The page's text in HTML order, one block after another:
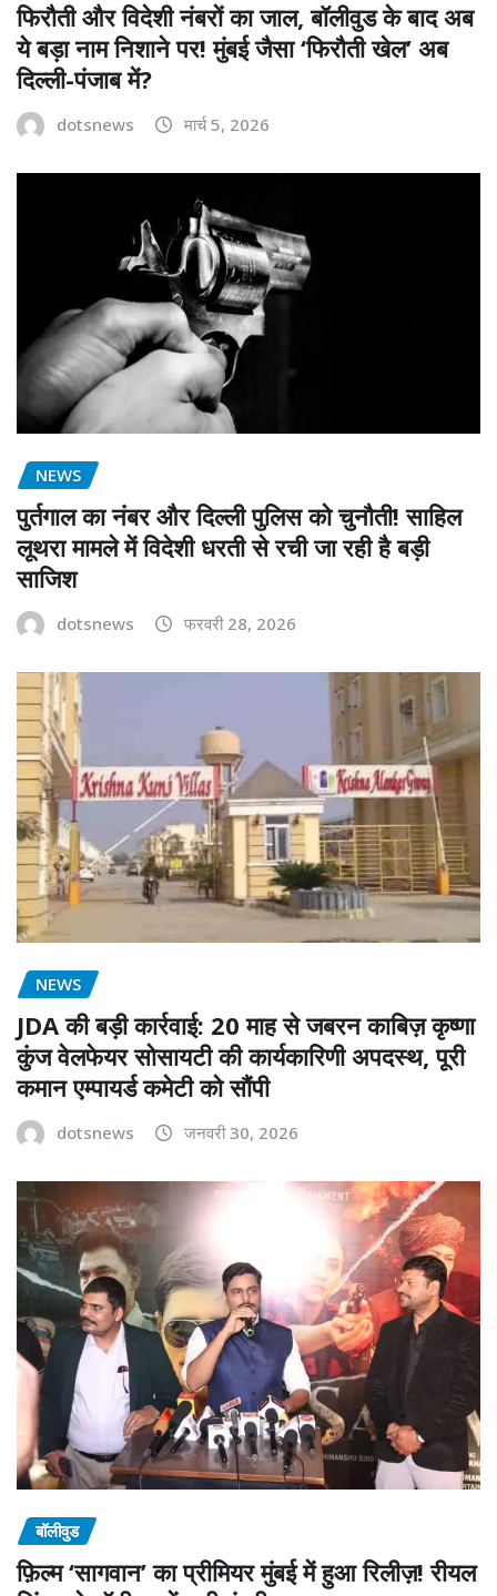
फिरौती और विदेशी नंबरों का जाल, बॉलीवुड के बाद अब
ये बड़ा नाम निशाने पर! मुंबई जैसा ‘फिरौती खेल’ अब
दिल्ली-पंजाब में?
dotsnews मार्च 5, 2026
NEWS
पुर्तगाल का नंबर और दिल्ली पुलिस को चुनौती! साहिल
लूथरा मामले में विदेशी धरती से रची जा रही है बड़ी
साजिश
dotsnews फरवरी 28, 2026
NEWS
JDA की बड़ी कार्रवाई: 20 माह से जबरन काबिज़ कृष्णा
कुंज वेलफेयर सोसायटी की कार्यकारिणी अपदस्थ, पूरी
कमान एम्पायर्ड कमेटी को सौंपी
dotsnews जनवरी 30, 2026
बॉलीवुड
फ़िल्म ‘सागवान’ का प्रीमियर मुंबई में हुआ रिलीज़! रीयल